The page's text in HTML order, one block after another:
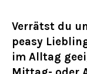
Verrätst du
peasy
im Alltag